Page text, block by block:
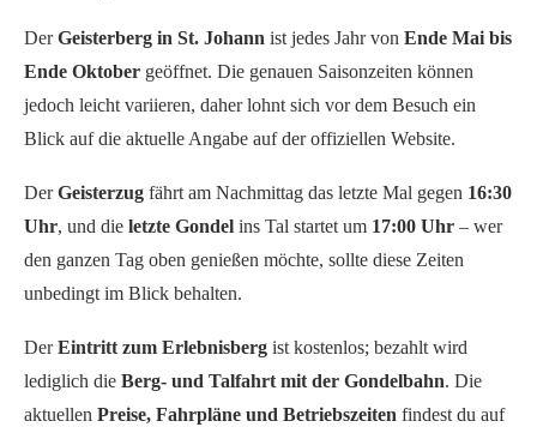
DerGeisterberg in St. Johann ist jedes Jahr von Ende Mai bis
Ende Oktober geöffnet. Die genauen Saisonzeiten können
jedoch leicht variieren, daher lohnt sich vor dem Besuch ein
Blick auf die aktuelle Angabe auf der offiziellen Website.
DerGeisterzug fährt am Nachmittag das letzte Mal gegen 16:30
Uhr, und die letzte Gondel ins Tal startet um 17:00 Uhr – wer
den ganzen Tag oben genießen möchte, sollte diese Zeiten
unbedingt im Blick behalten.
DerEintritt zum Erlebnisberg ist kostenlos; bezahlt wird
lediglich die Berg- und Talfahrt mit der Gondelbahn. Die
aktuellen Preise, Fahrpläne und Betriebszeiten findest du auf